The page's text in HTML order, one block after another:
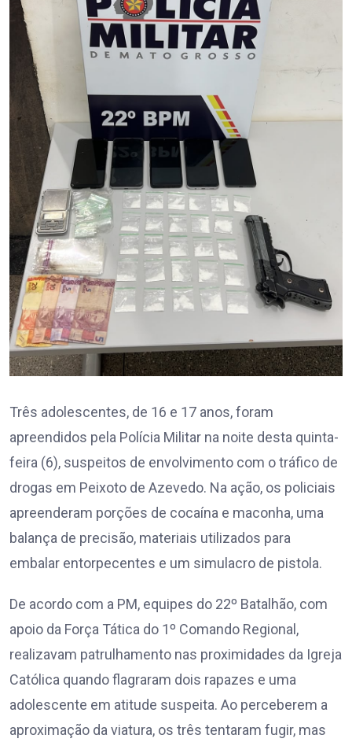
Três adolescentes, de 16 e 17 anos, foram
apreendidos pela Polícia Militar na noite desta quinta-
feira (6), suspeitos de envolvimento com o tráfico de
drogas em Peixoto de Azevedo. Na ação, os policiais
apreenderam porções de cocaína e maconha, uma
balança de precisão, materiais utilizados para
embalar entorpecentes e um simulacro de pistola.
De acordo com a PM, equipes do 22º Batalhão, com
apoio da Força Tática do 1º Comando Regional,
realizavam patrulhamento nas proximidades da Igreja
Católica quando flagraram dois rapazes e uma
adolescente em atitude suspeita. Ao perceberem a
aproximação da viatura, os três tentaram fugir, mas